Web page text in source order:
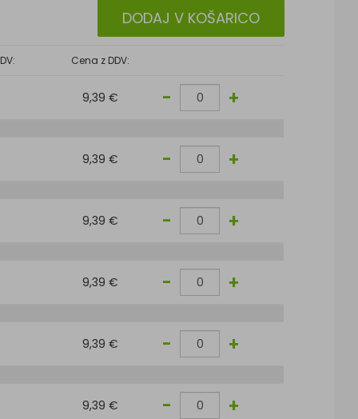
DODAJ V KOŠARICO
Cena z DDV:
9,39 € - +
9,39 € - +
9,39 € - +
9,39 € - +
9,39 € - +
9,39 € - +